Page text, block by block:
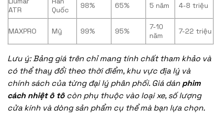
ATR
Quốc
98% 65% 5 năm 4-8 triệu
MAXPRO Mỹ 99% 95%
7-10
năm
7-22 triệu
Lưu ý: Bảng giá trên chỉ mang tính chất tham khảo và
có thể thay đổi theo thời điểm, khu vực địa lý và
chính sách của từng đại lý phân phối. Giá dán phim
cách nhiệt ô tôcòn phụ thuộc vào loại xe, số lượng
cửa kính và dòng sản phẩm cụ thể mà bạn lựa chọn.